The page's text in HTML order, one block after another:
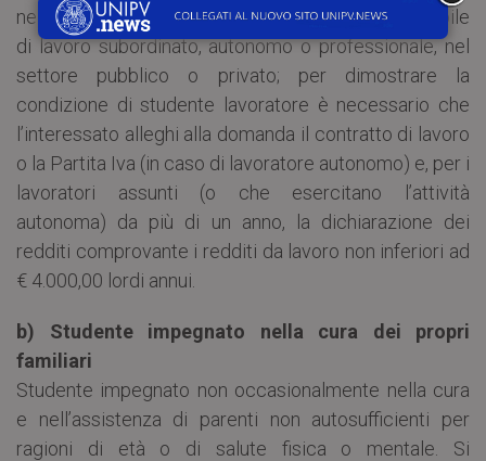
nell’arco dell’anno, in qualsiasi attività documentabile
di lavoro subordinato, autonomo o professionale, nel
settore pubblico o privato; per dimostrare la
condizione di studente lavoratore è necessario che
l’interessato alleghi alla domanda il contratto di lavoro
o la Partita Iva (in caso di lavoratore autonomo) e, per i
lavoratori assunti (o che esercitano l’attività
autonoma) da più di un anno, la dichiarazione dei
redditi comprovante i redditi da lavoro non inferiori ad
€ 4.000,00 lordi annui.
b) Studente impegnato nella cura dei propri
familiari
Studente impegnato non occasionalmente nella cura
e nell’assistenza di parenti non autosufficienti per
ragioni di età o di salute fisica o mentale. Si